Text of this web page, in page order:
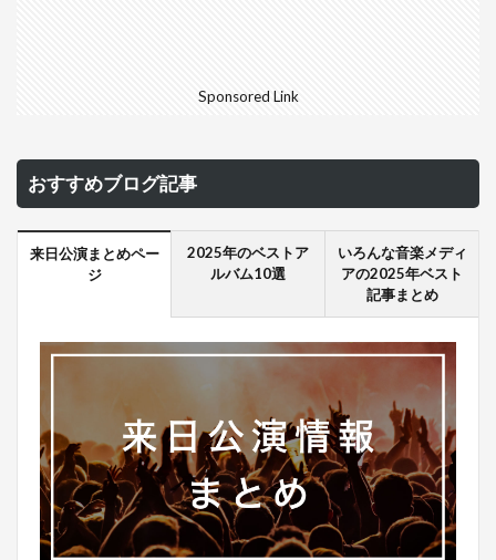
Sponsored Link
おすすめブログ記事
来日公演まとめペー
ジ
2025年のベストア
ルバム10選
いろんな音楽メディ
アの2025年ベスト
記事まとめ